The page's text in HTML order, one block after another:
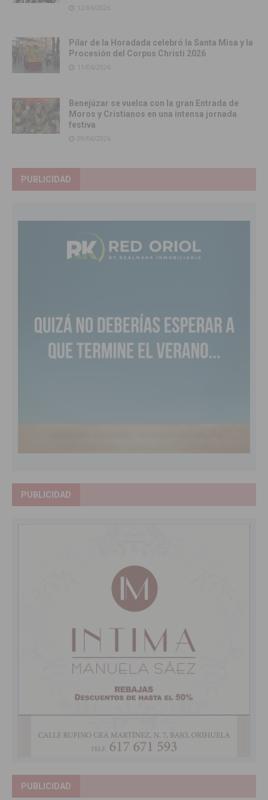
12/06/2026
Pilar de la Horadada celebró la Santa Misa y la
Procesión del Corpus Christi 2026
11/06/2026
Benejúzar se vuelca con la gran Entrada de
Moros y Cristianos en una intensa jornada
festiva
09/06/2026
PUBLICIDAD
PUBLICIDAD
PUBLICIDAD